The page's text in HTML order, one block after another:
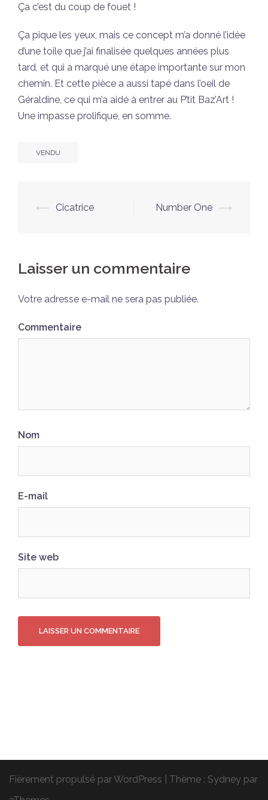
Ça c’est du coup de fouet !
Ça pique les yeux, mais ce concept m’a donné l’idée
d’une toile que j’ai finalisée quelques années plus
tard, et qui a marqué une étape importante sur mon
chemin. Et cette pièce a aussi tapé dans l’oeil de
Géraldine, ce qui m’a aidé à entrer au P’tit Baz’Art !
Une impasse prolifique, en somme.
VENDU
Navigation
⟵ Cicatrice Number One ⟶
Laisser un commentaire
Votre adresse e-mail ne sera pas publiée.
Commentaire
Nom
E-mail
Site web
Fièrement propulsé par WordPress Thème : Sydney par